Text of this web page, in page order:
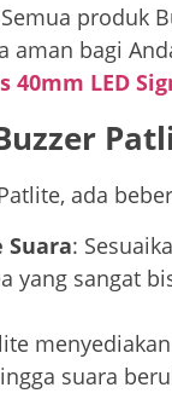
produk
aman bagi
40mm LED
ada
Suara:
yang sangat
suara